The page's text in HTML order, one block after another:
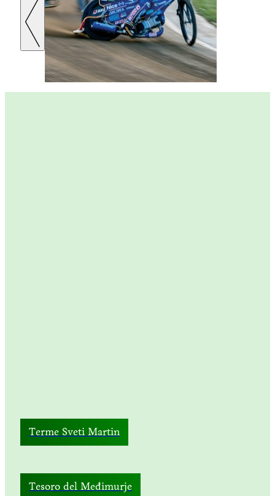
Terme Sveti Martin
Tesoro del Međimurje